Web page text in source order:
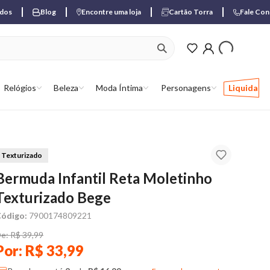
Blog Encontre uma loja Cartão Torra Fale
Relógios Beleza Moda Íntima Personagens Liquida
ver produtos
Texturizado
Infantil Reta Moletinho
Bege
7900174809221
R$ 39,99
R$ 33,99